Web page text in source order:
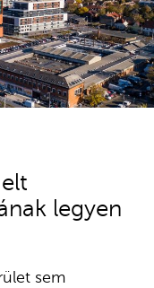
legyen
sem